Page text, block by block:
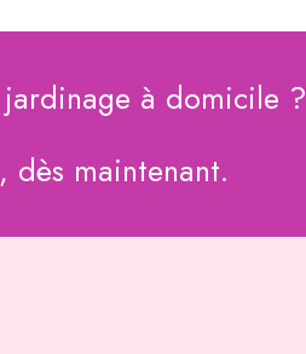
jardinage à domicile ?
dès maintenant.